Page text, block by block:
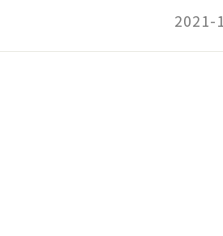
々な種類のワインと比較、
。
込
2021-